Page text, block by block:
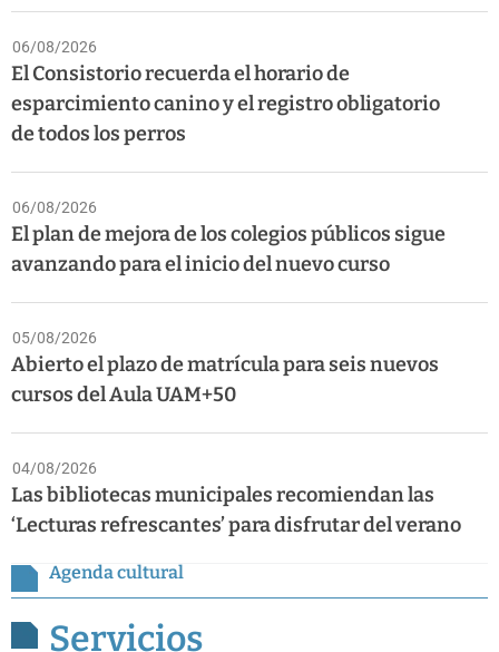
06/08/2026
El Consistorio recuerda el horario de
esparcimiento canino y el registro obligatorio
de todos los perros
06/08/2026
El plan de mejora de los colegios públicos sigue
avanzando para el inicio del nuevo curso
05/08/2026
Abierto el plazo de matrícula para seis nuevos
cursos del Aula UAM+50
04/08/2026
Las bibliotecas municipales recomiendan las
‘Lecturas refrescantes’ para disfrutar del verano
Agenda cultural
Servicios